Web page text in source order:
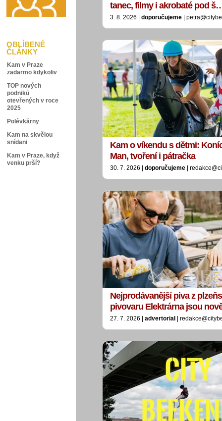
OBLÍBENÉ
ČLÁNKY
Kam v Praze
zadarmo kdykoliv
TOP nových
podniků
otevřených v roce
2025
Polévkárny
Kam na skvělou
snídani
Kam v Praze, když
venku prší?
tanec, filmy i akrobaté pod
3. 8. 2026 | doporučujeme |
Kam o víkendu s dětmi:
Man, tvoření i pátračka
30. 7. 2026 | doporučujeme |
Nejprodávanější piva z
pivovaru Elektrárna jsou
27. 7. 2026 | advertorial |